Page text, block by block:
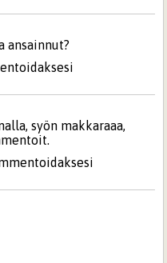
ansainnut?
syön makkaraaa,